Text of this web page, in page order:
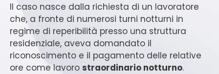
Il caso nasce dalla richiesta di un lavoratore
che, a fronte di numerosi turni notturni in
regime di reperibilità presso una struttura
residenziale, aveva domandato il
riconoscimento e il pagamento delle relative
ore come lavoro straordinario notturno.